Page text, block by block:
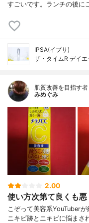
すごいです。ランチの後に
IPSA(イプサ)
ザ・タイムR デイ
肌質改善を目指す者
みめぐみ
2.00
使い方次第て良くも
こぞって美容系YouTuber
ニキビ跡とニキビに悩まさ